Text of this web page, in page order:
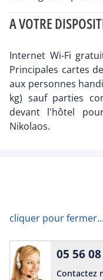
A VOTRE
Internet Wi-Fi
Principales cartes
aux personnes
kg) sauf parties
devant l'hôtel
Nikolaos.
cliquer pour fermer...
05 56
Contactez